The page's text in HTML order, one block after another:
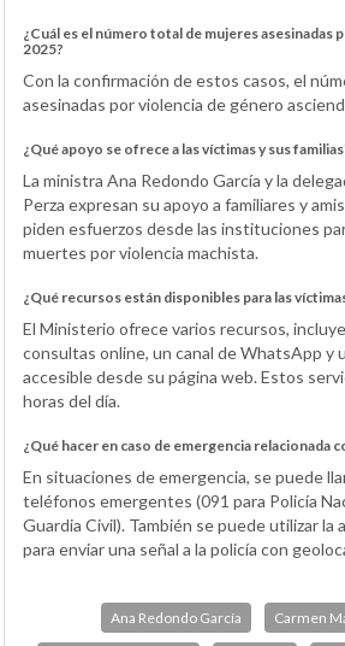
¿Cuál es el número total de mujeres asesinadas
2025?
Con la confirmación de estos casos, el
asesinadas por violencia de género
¿Qué apoyo se ofrece a las víctimas y sus
La ministra Ana Redondo García y la
Perza expresan su apoyo a familiares y
piden esfuerzos desde las instituciones
muertes por violencia machista.
¿Qué recursos están disponibles para las
El Ministerio ofrece varios recursos,
consultas online, un canal de WhatsApp y
accesible desde su página web. Estos
horas del día.
¿Qué hacer en caso de emergencia relacionada
En situaciones de emergencia, se puede
teléfonos emergentes (091 para Policía
Guardia Civil). También se puede utilizar la
para enviar una señal a la policía con
Ana Redondo García Carmen